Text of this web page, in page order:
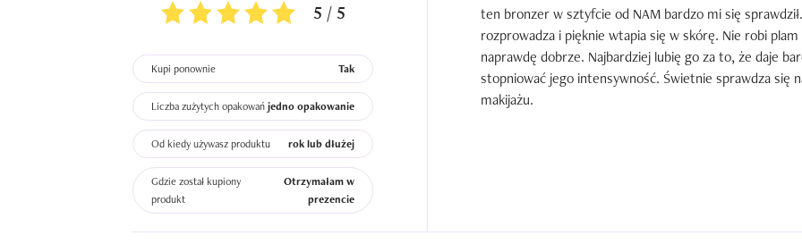
5 / 5
Kupi ponownie Tak
Liczba zużytych opakowań jedno opakowanie
Od kiedy używasz produktu rok lub dłużej
Gdzie został kupiony
produkt
Otrzymałam w
prezencie
ten bronzer w sztyfcie od NAM bardzo mi się
rozprowadza i pięknie wtapia się w skórę. Nie robi
naprawdę dobrze. Najbardziej lubię go za to, że daje
stopniować jego intensywność. Świetnie sprawdza się
makijażu.